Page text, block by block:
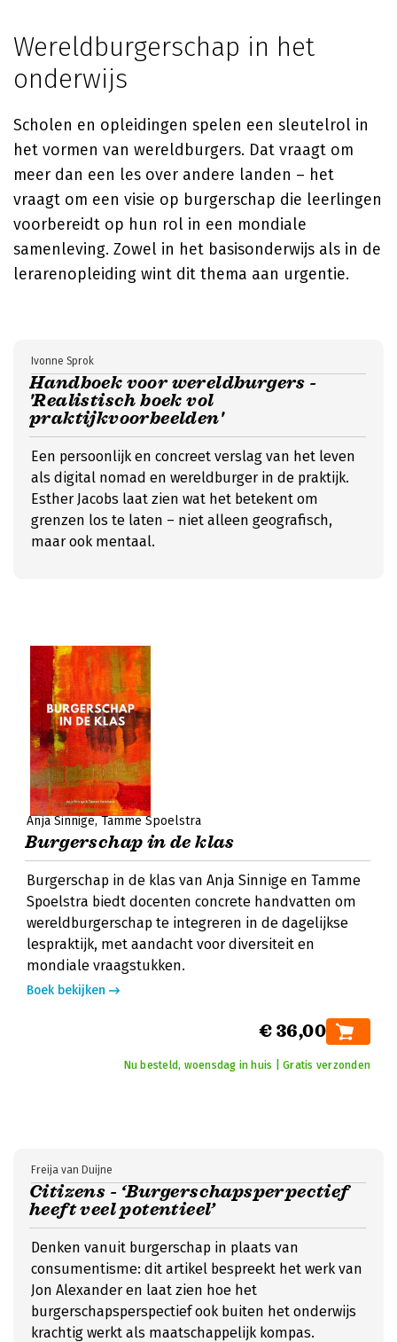
Wereldburgerschap in het
onderwijs
Scholen en opleidingen spelen een sleutelrol in
het vormen van wereldburgers. Dat vraagt om
meer dan een les over andere landen – het
vraagt om een visie op burgerschap die leerlingen
voorbereidt op hun rol in een mondiale
samenleving. Zowel in het basisonderwijs als in de
lerarenopleiding wint dit thema aan urgentie.
Handboek voor wereldburgers -
'Realistisch boek vol
praktijkvoorbeelden'
Ivonne Sprok
Een persoonlijk en concreet verslag van het leven
als digital nomad en wereldburger in de praktijk.
Esther Jacobs laat zien wat het betekent om
grenzen los te laten – niet alleen geografisch,
maar ook mentaal.
Anja Sinnige Tamme Spoelstra
Burgerschap in de klas
Burgerschap in de klas van Anja Sinnige en Tamme
Spoelstra biedt docenten concrete handvatten om
wereldburgerschap te integreren in de dagelijkse
lespraktijk, met aandacht voor diversiteit en
mondiale vraagstukken.
Boek bekijken
€ 36,00
Nu besteld, woensdag in huis | Gratis verzonden
Citizens - ‘Burgerschapsperpectief
heeft veel potentieel’
Freija van Duijne
Denken vanuit burgerschap in plaats van
consumentisme: dit artikel bespreekt het werk van
Jon Alexander en laat zien hoe het
burgerschapsperspectief ook buiten het onderwijs
krachtig werkt als maatschappelijk kompas.